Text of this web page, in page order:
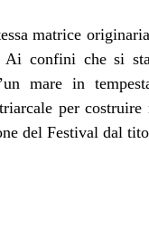
matrice
confini che si
mare in
per
del Festival dal